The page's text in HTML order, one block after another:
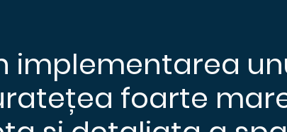
implementarea
foarte